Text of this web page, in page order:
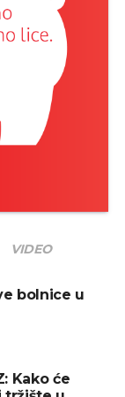
prirodan
a
investitori
jeste
na
način se
sektora, a
VIDEO
bolnice u
Kako će